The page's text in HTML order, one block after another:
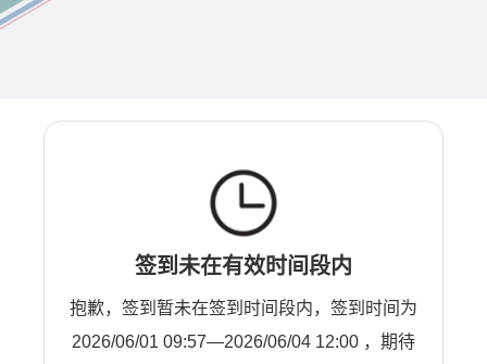
签到未在有效时间段内
抱歉，签到暂未在签到时间段内，签到时间为
2026/06/01 09:57—2026/06/04 12:00 ，期待